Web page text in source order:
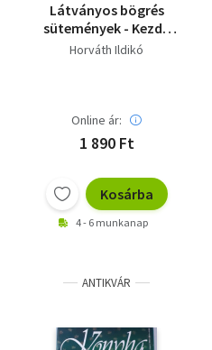
Látványos bögrés
sütemények - Kezdő
háziasszonyok
Horváth Ildikó
Online ár:
1 890 Ft
Kosárba
4 - 6 munkanap
ANTIKVÁR